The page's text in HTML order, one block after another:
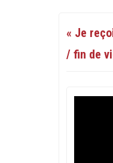
« Je
/ fin de